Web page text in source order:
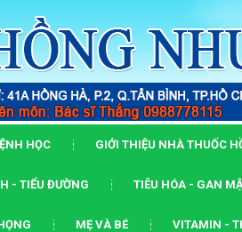
HỌC GIỚI THIỆU NHÀ THUỐC
- TIỂU ĐƯỜNG TIÊU HÓA - GAN
MẸ VÀ BÉ VITAMIN -